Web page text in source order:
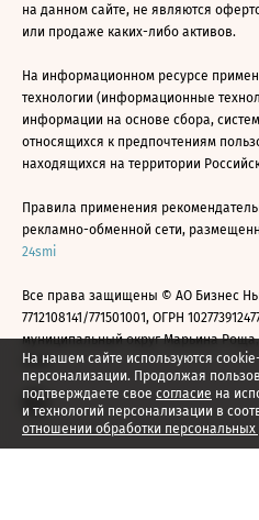
На нашем сайте используются
персонализации. Продолжая
подтверждаете свое согласие на
и технологий персонализации в
отношении обработки
на данном сайте, не являются
или продаже каких-либо активов.
На информационном ресурсе
технологии (информационные
информации на основе сбора,
относящихся к предпочтениям
находящихся на территории
Правила применения
рекламно-обменной сети,
24smi
Все права защищены © АО Бизнес
7712108141/771501001, ОГРН
муниципальный округ Марьина Роща,
2026